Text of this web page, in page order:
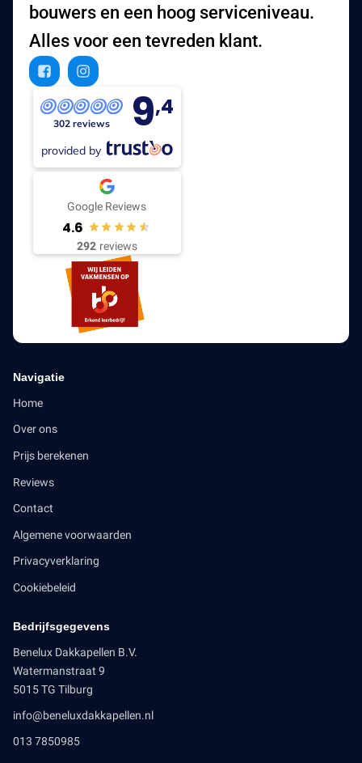
bouwers en een hoog serviceniveau.
Alles voor een tevreden klant.
302 reviews 9,4
provided by
Google Reviews
4.6
292 reviews
Navigatie
Home
Over ons
Prijs berekenen
Reviews
Contact
Algemene voorwaarden
Privacyverklaring
Cookiebeleid
Bedrijfsgegevens
Benelux Dakkapellen B.V.
Watermanstraat 9
5015 TG Tilburg
info@beneluxdakkapellen.nl
013 7850985